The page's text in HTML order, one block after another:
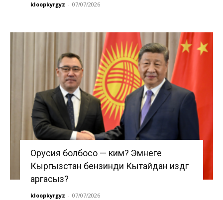
kloopkyrgyz - 07/07/2026
Орусия болбосо — ким? Эмнеге
Кыргызстан бензинди Кытайдан издөөгө
аргасыз?
kloopkyrgyz - 07/07/2026